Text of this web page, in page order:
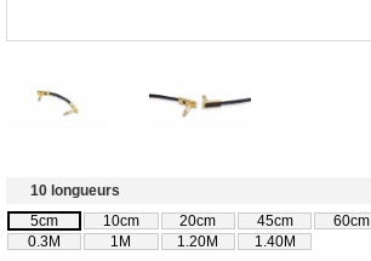
10 longueurs
5cm
10cm 20cm 45cm 60cm
0.3M
1M 1.20M 1.40M